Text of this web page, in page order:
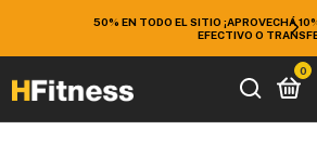
¡APROVECHÁ 10% EXTRA DE DESCUENTO EN
0